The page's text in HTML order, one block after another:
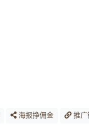
海报挣佣金 推广